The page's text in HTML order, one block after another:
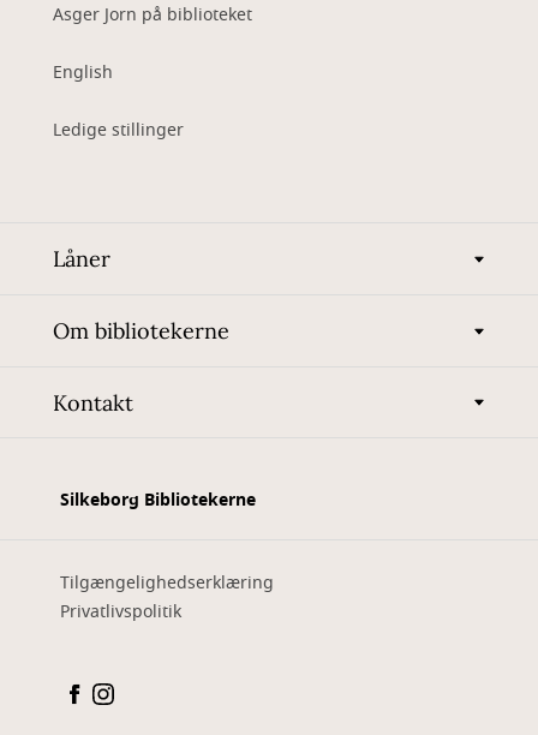
Asger Jorn på biblioteket
English
Ledige stillinger
Låner
Om bibliotekerne
Kontakt
Silkeborg Bibliotekerne
Tilgængelighedserklæring
Privatlivspolitik